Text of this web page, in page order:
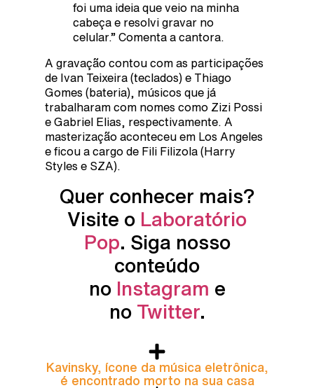
foi uma ideia que veio na minha
cabeça e resolvi gravar no
celular.” Comenta a cantora.
A gravação contou com as participações
de Ivan Teixeira (teclados) e Thiago
Gomes (bateria), músicos que já
trabalharam com nomes como Zizi Possi
e Gabriel Elias, respectivamente. A
masterização aconteceu em Los Angeles
e ficou a cargo de Fili Filizola (Harry
Styles e SZA).
Quer conhecer mais?
Visite o Laboratório
Pop. Siga nosso
conteúdo
no Instagram e
no Twitter.
Kavinsky, ícone da música eletrônica,
é encontrado morto na sua casa